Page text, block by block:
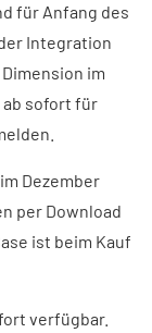
für Anfang des
Integration
im
ab sofort für
Dezember
per Download
ist beim Kauf
verfügbar.